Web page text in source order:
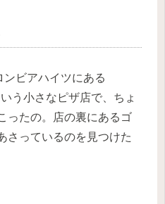
ビアハイツにある
う小さなピザ店で、ちょ
ったの。店の裏にあるゴ
さっているのを見つけた